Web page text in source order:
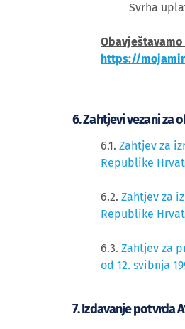
Svrha
https://
6. Zahtjevi vezani za
6.1. Zahtjev za
Republike
6.2. Zahtjev za
Republike
6.3. Zahtjev za
od 12. svibnja
7. Izdavanje potvrda